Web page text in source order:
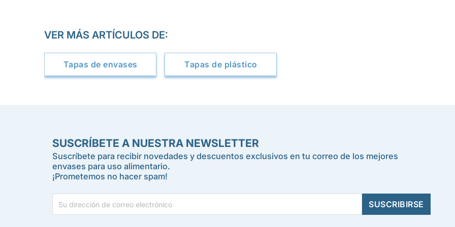
VER MÁS ARTÍCULOS DE:
Tapas de envases Tapas de plástico
SUSCRÍBETE A NUESTRA NEWSLETTER
Suscríbete para recibir novedades y descuentos exclusivos en tu correo de los mejores
envases para uso alimentario.
¡Prometemos no hacer spam!